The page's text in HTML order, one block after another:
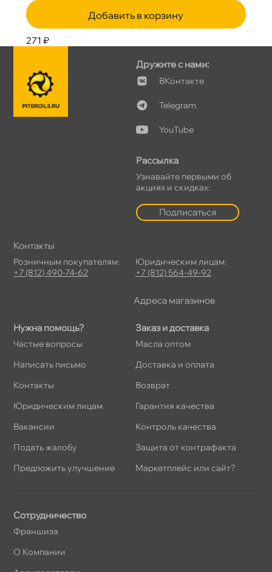
Добавить в корзину
271 ₽
Нужна помощь?
Частые вопросы
Написать письмо
Контакты
Юридическим лицам
акансии
Подать жалобу
Предложить улучшение
Заказ и доставка
Масла оптом
Доставка и оплата
озврат
Гарантия качества
Контроль качества
Защита от контрафакта
Маркетплейс или сайт?
Дружите с нами:
Контакте
Telegram
YouTube
Рассылка
Узнавайте первыми о
акциях и скидках:
Подписаться
Сотрудничество
Франшиза
О Компании
Контакты
Розничным покупателям:
+7 (812) 490-74-62
Юридическим лицам:
+7 (812) 564-49-92
Адреса магазино